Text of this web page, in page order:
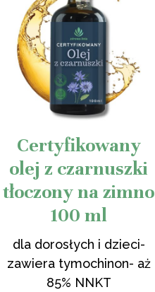
Certyfikowany
olej z czarnuszki
tłoczony na zimno
100 ml
dla dorosłych i dzieci-
zawiera tymochinon- aż
85% NNKT